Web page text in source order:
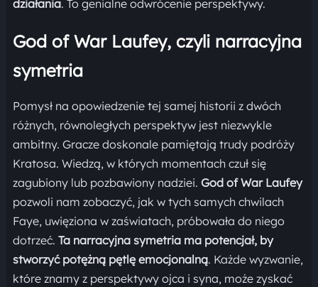
działania. To genialne odwrócenie perspektywy.
God of War Laufey, czyli narracyjna
symetria
Pomysł na opowiedzenie tej samej historii z dwóch
różnych, równoległych perspektyw jest niezwykle
ambitny. Gracze doskonale pamiętają trudy podróży
Kratosa. Wiedzą, w których momentach czuł się
zagubiony lub pozbawiony nadziei. God of War Laufey
pozwoli nam zobaczyć, jak w tych samych chwilach
Faye, uwięziona w zaświatach, próbowała do niego
dotrzeć. Ta narracyjna symetria ma potencjał, by
stworzyć potężną pętlę emocjonalną. Każde wyzwanie,
które znamy z perspektywy ojca i syna, może zyskać